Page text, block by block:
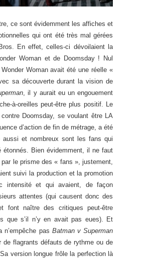
ce sont évidemment les affiches et
qui ont été très mal gérées
En effet, celles-ci dévoilaient la
Woman et de Doomsday ! Nul
Woman avait été une réelle «
sa découverte durant la vision de
, il y aurait eu un engouement
à-oreilles peut-être plus positif. Le
Doomsday, se voulant être LA
d’action de fin de métrage, a été
aussi et nombreux sont les fans qui
étonnés. Bien évidemment, il ne faut
le prisme des « fans », justement,
suivi la production et la promotion
intensité et qui avaient, de façon
attentes (qui causent donc des
font naître des critiques peut-être
que s’il n’y en avait pas eues). Et
n’empêche pas Batman v Superman
de flagrants défauts de rythme ou de
version longue frôle la perfection là